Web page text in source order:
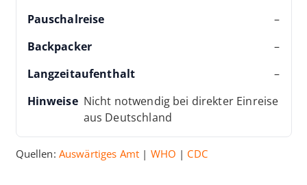
–
–
–
Nicht notwendig bei direkter Einreise
aus Deutschland
Quellen: Auswärtiges Amt | WHO | CDC